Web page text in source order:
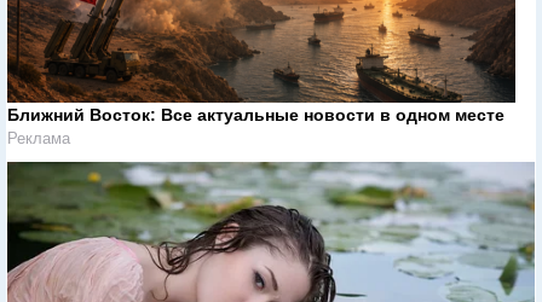
Ближний Восток: Все актуальные новости в одном месте
Реклама